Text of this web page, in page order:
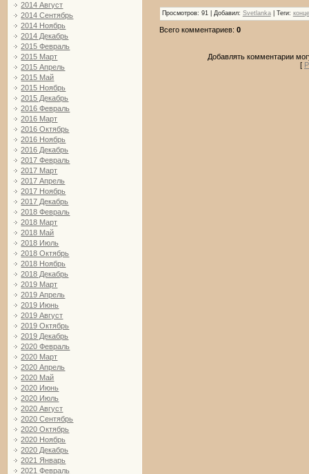
2014 Август
2014 Сентябрь
2014 Ноябрь
2014 Декабрь
2015 Февраль
2015 Март
2015 Апрель
2015 Май
2015 Ноябрь
2015 Декабрь
2016 Февраль
2016 Март
2016 Октябрь
2016 Ноябрь
2016 Декабрь
2017 Февраль
2017 Март
2017 Апрель
2017 Ноябрь
2017 Декабрь
2018 Февраль
2018 Март
2018 Май
2018 Июль
2018 Октябрь
2018 Ноябрь
2018 Декабрь
2019 Март
2019 Апрель
2019 Июнь
2019 Август
2019 Октябрь
2019 Декабрь
2020 Февраль
2020 Март
2020 Апрель
2020 Май
2020 Июнь
2020 Июль
2020 Август
2020 Сентябрь
2020 Октябрь
2020 Ноябрь
2020 Декабрь
2021 Январь
2021 Февраль
Просмотров: 91 | Добавил: Svetlanka| Теги:
Всего комментариев: 0
Добавлять комментарии
[